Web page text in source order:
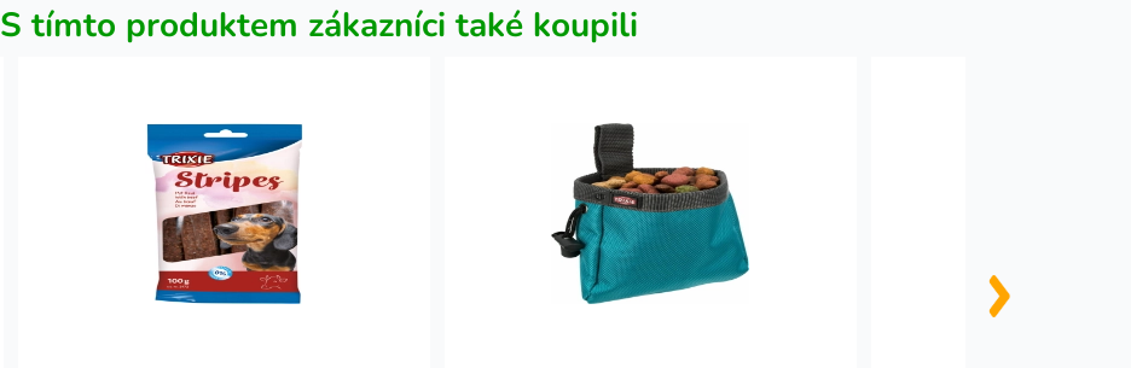
S tímto produktem zákazníci také koupili